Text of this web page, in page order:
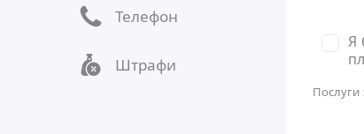
Телефон
Штрафи
Я
Послуги